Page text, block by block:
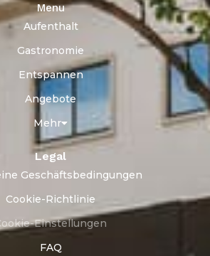
Menu
Aufenthalt
Gastronomie
Entspannen
Angebote
Mehr
Legal
Geschäftsbedingungen
Cookie-Richtlinie
Einstellungen
FAQ